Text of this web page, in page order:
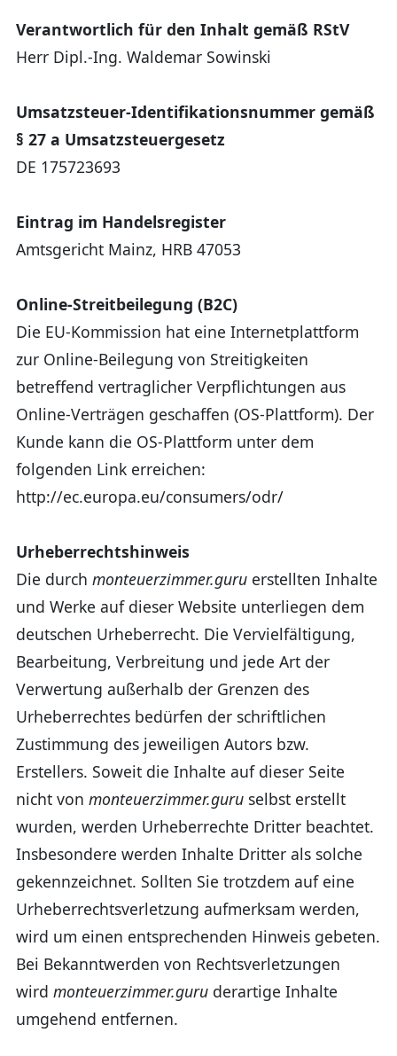
Verantwortlich für den Inhalt gemäß RStV
Herr Dipl.-Ing. Waldemar Sowinski
Umsatzsteuer-Identifikationsnummer gemäß
§ 27 a Umsatzsteuergesetz
DE 175723693
Eintrag im Handelsregister
Amtsgericht Mainz, HRB 47053
Online-Streitbeilegung (B2C)
Die EU-Kommission hat eine Internetplattform
zur Online-Beilegung von Streitigkeiten
betreffend vertraglicher Verpflichtungen aus
Online-Verträgen geschaffen (OS-Plattform). Der
Kunde kann die OS-Plattform unter dem
folgenden Link erreichen:
http://ec.europa.eu/consumers/odr/
Urheberrechtshinweis
Die durch monteuerzimmer.guruerstellten Inhalte
und Werke auf dieser Website unterliegen dem
deutschen Urheberrecht. Die Vervielfältigung,
Bearbeitung, Verbreitung und jede Art der
Verwertung außerhalb der Grenzen des
Urheberrechtes bedürfen der schriftlichen
Zustimmung des jeweiligen Autors bzw.
Erstellers. Soweit die Inhalte auf dieser Seite
nicht von monteuerzimmer.guruselbst erstellt
wurden, werden Urheberrechte Dritter beachtet.
Insbesondere werden Inhalte Dritter als solche
gekennzeichnet. Sollten Sie trotzdem auf eine
Urheberrechtsverletzung aufmerksam werden,
wird um einen entsprechenden Hinweis gebeten.
Bei Bekanntwerden von Rechtsverletzungen
wird monteuerzimmer.guruderartige Inhalte
umgehend entfernen.